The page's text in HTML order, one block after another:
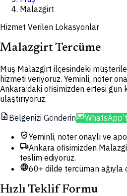
Malazgirt
Hizmet Verilen Lokasyonlar
Malazgirt Tercüme
Muş Malazgirt ilçesindeki
hizmeti veriyoruz. Yeminli, noter
Ankara’daki ofisimizden ertesi
ulaştırıyoruz.
upload_file Belgenizi Gönderinchat
verified_userYeminli, noter onaylı ve
local_shippingAnkara ofisimizden
teslim ediyoruz.
language60+ dilde tercüman ağıyla
Hızlı Teklif Formu